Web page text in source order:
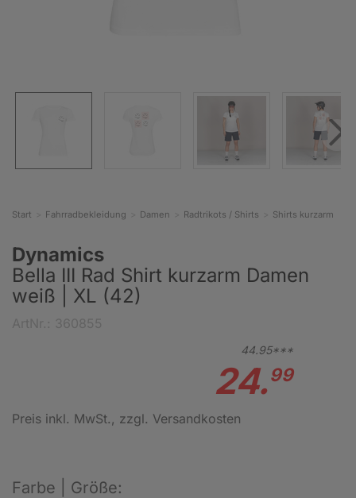
Start Fahrradbekleidung Damen Radtrikots / Shirts Shirts kurzarm
Dynamics
Bella III Rad Shirt kurzarm Damen
weiß | XL (42)
44.95***
24.99
Preis inkl. MwSt., zzgl. Versandkosten
Farbe | Größe: